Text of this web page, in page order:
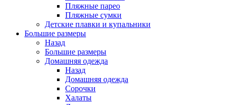
Пляжные парео
Пляжные сумки
Детские плавки и купальники
Большие размеры
Назад
Большие размеры
Домашняя одежда
Назад
Домашняя одежда
Сорочки
Халаты